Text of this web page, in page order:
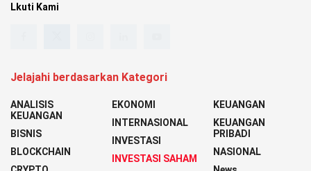
Lkuti Kami
Jelajahi berdasarkan Kategori
ANALISIS
KEUANGAN
BISNIS
BLOCKCHAIN
EKONOMI
INTERNASIONAL
INVESTASI
INVESTASI SAHAM
KEUANGAN
KEUANGAN
PRIBADI
NASIONAL